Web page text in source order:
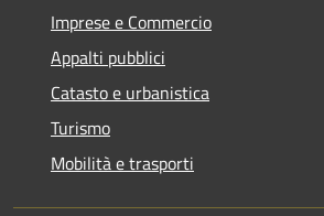
Imprese e Commercio
Appalti pubblici
Catasto e urbanistica
Turismo
Mobilità e trasporti